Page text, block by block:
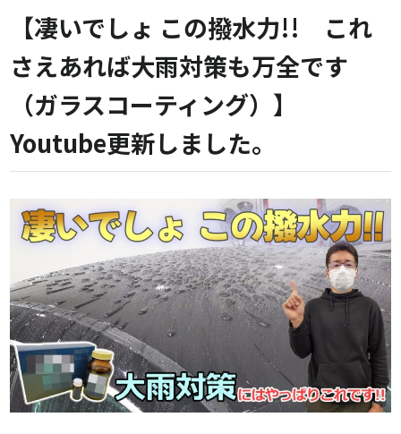
【凄いでしょ この撥水力!! これ
さえあれば大雨対策も万全です
（ガラスコーティング）】
Youtube更新しました。